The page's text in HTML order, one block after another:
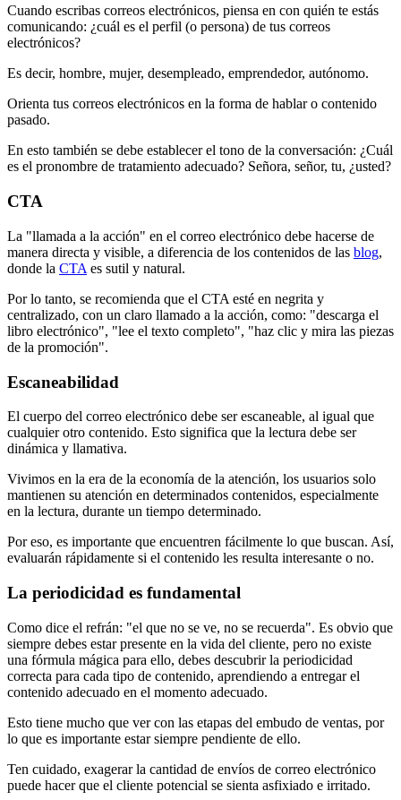
Cuando escribas correos electrónicos, piensa en con quién te estás
comunicando: ¿cuál es el perfil (o persona) de tus correos
electrónicos?
Es decir, hombre, mujer, desempleado, emprendedor, autónomo.
Orienta tus correos electrónicos en la forma de hablar o contenido
pasado.
En esto también se debe establecer el tono de la conversación: ¿Cuál
es el pronombre de tratamiento adecuado? Señora, señor, tu, ¿usted?
CTA
La "llamada a la acción" en el correo electrónico debe hacerse de
manera directa y visible, a diferencia de los contenidos de las blog,
donde la CTA es sutil y natural.
Por lo tanto, se recomienda que el CTA esté en negrita y
centralizado, con un claro llamado a la acción, como: "descarga el
libro electrónico", "lee el texto completo", "haz clic y mira las piezas
de la promoción".
Escaneabilidad
El cuerpo del correo electrónico debe ser escaneable, al igual que
cualquier otro contenido. Esto significa que la lectura debe ser
dinámica y llamativa.
Vivimos en la era de la economía de la atención, los usuarios solo
mantienen su atención en determinados contenidos, especialmente
en la lectura, durante un tiempo determinado.
Por eso, es importante que encuentren fácilmente lo que buscan. Así,
evaluarán rápidamente si el contenido les resulta interesante o no.
La periodicidad es fundamental
Como dice el refrán: "el que no se ve, no se recuerda". Es obvio que
siempre debes estar presente en la vida del cliente, pero no existe
una fórmula mágica para ello, debes descubrir la periodicidad
correcta para cada tipo de contenido, aprendiendo a entregar el
contenido adecuado en el momento adecuado.
Esto tiene mucho que ver con las etapas del embudo de ventas, por
lo que es importante estar siempre pendiente de ello.
Ten cuidado, exagerar la cantidad de envíos de correo electrónico
puede hacer que el cliente potencial se sienta asfixiado e irritado.